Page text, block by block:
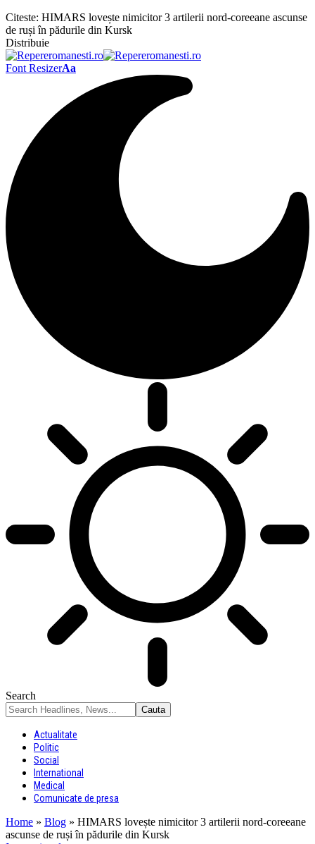
Citeste: HIMARS lovește nimicitor 3 artilerii nord-coreeane ascunse
de ruși în pădurile din Kursk
Distribuie
Font ResizerAa
Search
Actualitate
Politic
Social
International
Medical
Comunicate de presa
Home » Blog » HIMARS lovește nimicitor 3 artilerii nord-coreeane
ascunse de ruși în pădurile din Kursk